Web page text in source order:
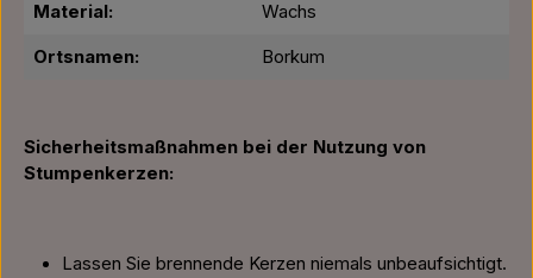
Material: Wachs
Ortsnamen: Borkum
Sicherheitsmaßnahmen bei der Nutzung von
Stumpenkerzen:
Lassen Sie brennende Kerzen niemals unbeaufsichtigt.